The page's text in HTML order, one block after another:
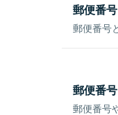
郵便番
郵便番号
郵便番
郵便番号